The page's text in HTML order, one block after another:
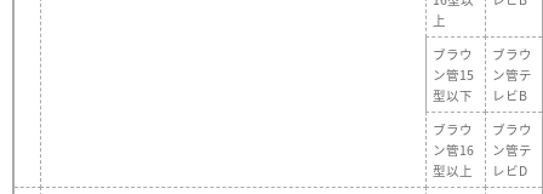
上
ブラウ
ン管15
型以下
ブラウ
ン管テ
レビB
ブラウ
ン管16
型以上
ブラウ
ン管テ
レビD